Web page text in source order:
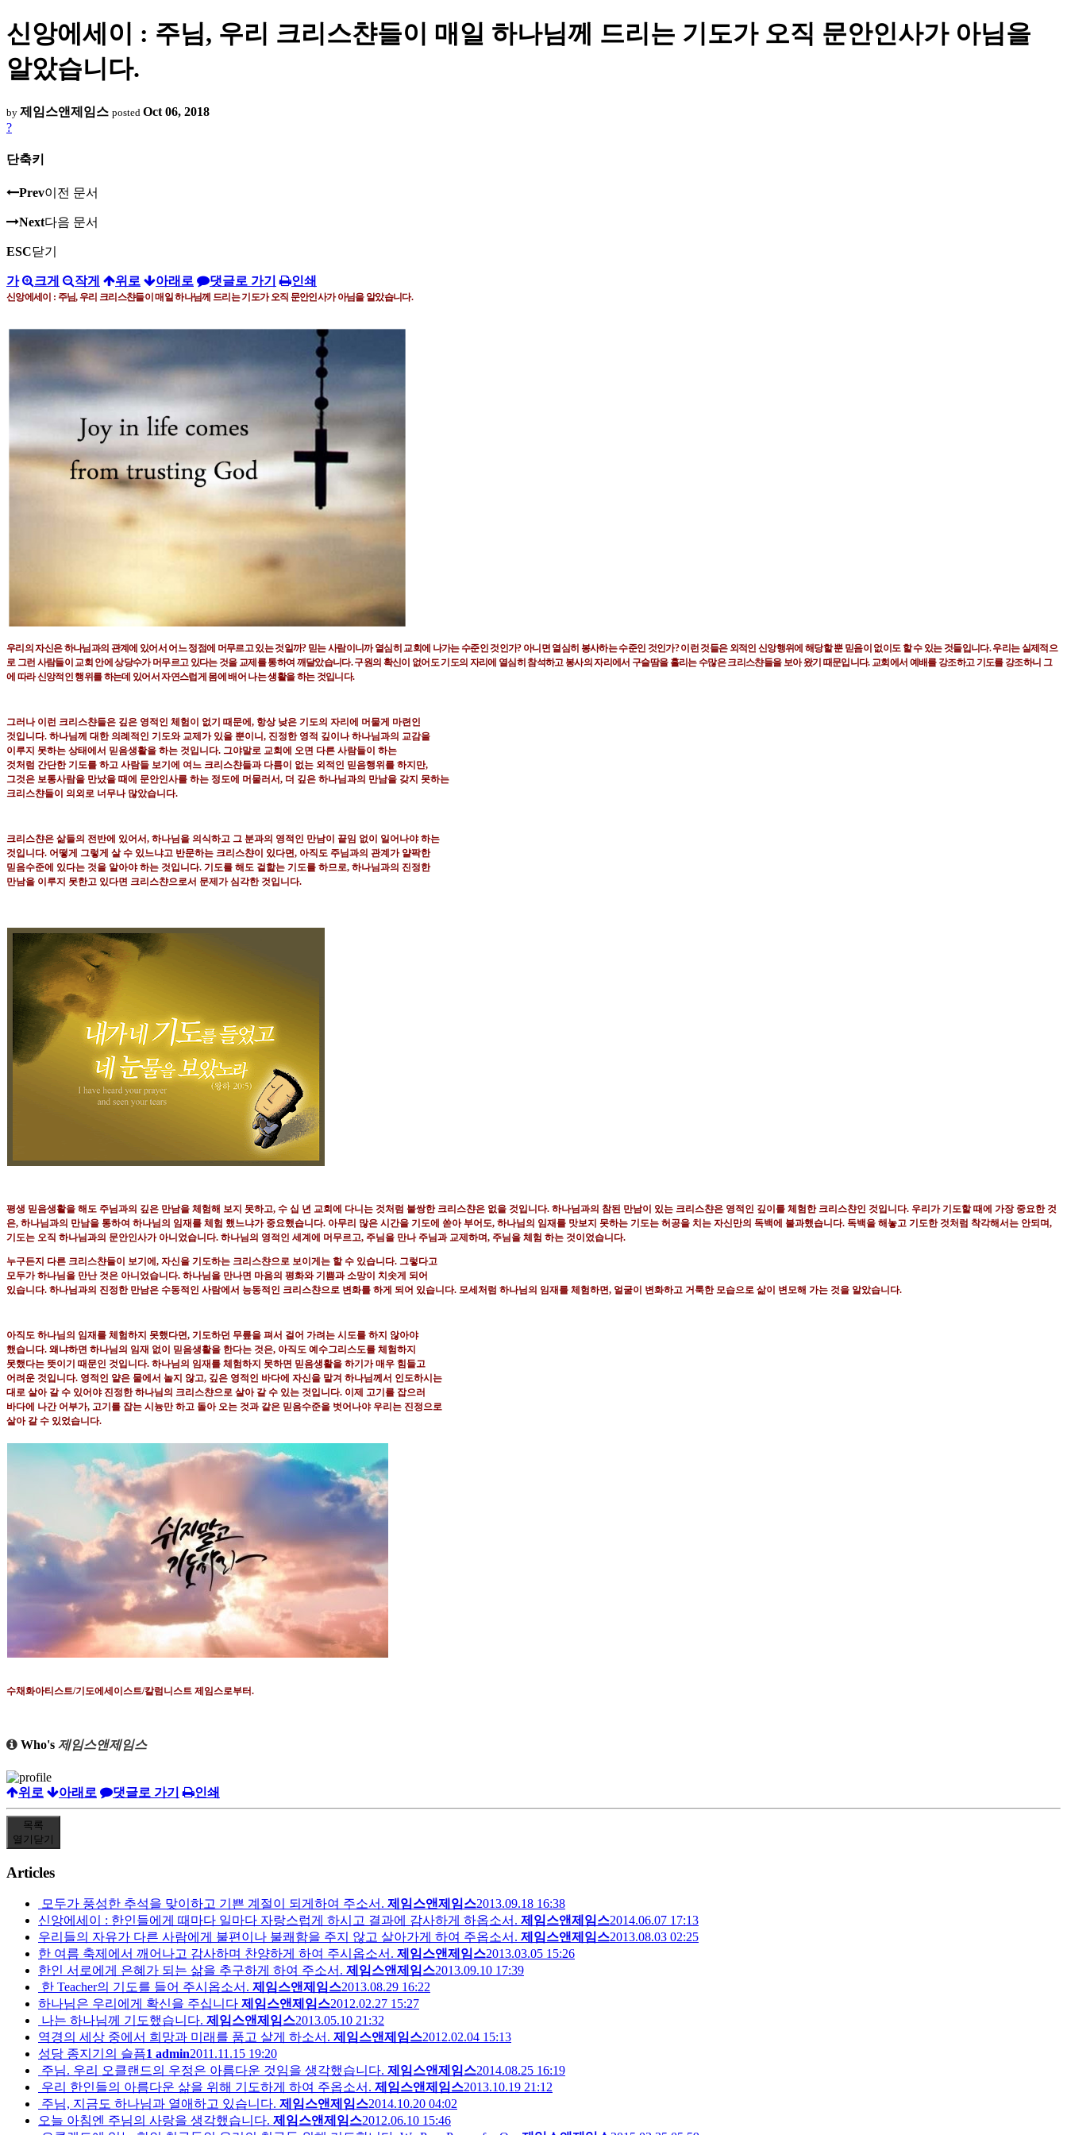
신앙에세이 : 주님, 우리 크리스챤들이 매일 하나님께 드리는 기도가 오직 문안인사가 아님을
알았습니다.
by 제임스앤제임스 posted Oct 06, 2018
?
단축키
Prev이전 문서
Next다음 문서
ESC닫기
가 크게 작게 위로 아래로 댓글로 가기 인쇄
신앙에세이 : 주님, 우리 크리스챤들이 매일 하나님께 드리는 기도가 오직 문안인사가 아님을 알았습니다.
우리의 자신은 하나님과의 관계에 있어서 어느 정점에 머무르고 있는 것일까? 믿는 사람이니까 열심히 교회에 나가는 수준인 것인가? 아니면 열심히 봉사하는 수준인 것인가?이런 것들은 외적인 신앙행위에해당할 뿐 믿음이 없이도 할 수 있는 것들입니다.우리는 실제적으
로 그런 사람들이 교회 안에 상당수가머무르고 있다는 것을 교제를 통하여 깨달았습니다.구원의 확신이 없어도 기도의 자리에 열심히 참석하고봉사의 자리에서 구슬땀을 흘리는 수많은 크리스챤들을 보아 왔기 때문입니다. 교회에서 예배를 강조하고기도를 강조하니 그
에 따라 신앙적인 행위를 하는데 있어서 자연스럽게 몸에 배어 나는 생활을 하는 것입니다.
그러나 이런 크리스챤들은 깊은 영적인 체험이 없기 때문에 , 항상 낮은 기도의 자리에 머물게 마련인
것입니다. 하나님께 대한 의례적인 기도와 교제가 있을 뿐이니 , 진정한 영적 깊이나 하나님과의 교감을
이루지 못하는 상태에서 믿음생활을 하는 것입니다. 그야말로 교회에 오면 다른 사람들이 하는
것처럼 간단한 기도를 하고 사람들 보기에 여느 크리스챤들과 다름이 없는 외적인 믿음행위를 하지만,
그것은 보통사람을 만났을 때에 문안인사를 하는 정도에 머물러서, 더 깊은 하나님과의 만남을 갖지 못하는
크리스챤들이 의외로 너무나 많았습니다.
크리스챤은 삶들의 전반에 있어서, 하나님을 의식하고 그 분과의 영적인 만남이 끝임 없이 일어나야 하는
것입니다. 어떻게 그렇게 살 수 있느냐고 반문하는 크리스챤이 있다면, 아직도 주님과의 관계가 얄팍한
믿음수준에 있다는 것을 알아야 하는 것입니다. 기도를 해도 겉핥는 기도를 하므로, 하나님과의 진정한
만남을 이루지 못한고 있다면 크리스챤으로서 문제가 심각한 것입니다.
평생 믿음생활을 해도 주님과의 깊은 만남을 체험해 보지 못하고, 수 십 년 교회에 다니는 것처럼 불쌍한크리스챤은 없을 것입니다. 하나님과의 참된 만남이 있는 크리스챤은 영적인 깊이를 체험한 크리스챤인 것입니다. 우리가 기도할 때에 가장 중요한 것
은, 하나님과의 만남을 통하여 하나님의 임재를 체험 했느냐가 중요했습니다. 아무리 많은 시간을 기도에 쏟아 부어도, 하나님의 임재를 맛보지 못하는 기도는 허공을 치는 자신만의 독백에 불과했습니다. 독백을 해놓고 기도한 것처럼 착각해서는 안되며,
기도는 오직 하나님과의 문안인사가 아니었습니다. 하나님의 영적인 세계에 머무르고, 주님을 만나 주님과 교제하며, 주님을 체험 하는 것이었습니다.
누구든지 다른 크리스챤들이 보기에 , 자신을 기도하는 크리스챤으로 보이게는 할 수 있습니다. 그렇다고
모두가 하나님을 만난 것은 아니었습니다. 하나님을 만나면 마음의 평화와 기쁨과 소망이 치솟게 되어
있습니다. 하나님과의 진정한 만남은 수동적인 사람에서 능동적인 크리스챤으로 변화를 하게 되어 있습니다. 모세처럼 하나님의 임재를 체험하면, 얼굴이 변화하고 거룩한 모습으로 삶이 변모해 가는 것을 알았습니다.
아직도 하나님의 임재를 체험하지 못했다면, 기도하던 무릎을 펴서 걸어 가려는 시도를 하지 않아야
했습니다. 왜냐하면 하나님의 임재 없이 믿음생활을 한다는 것은, 아직도 예수그리스도를 체험하지
못했다는 뜻이기 때문인 것입니다. 하나님의 임재를 체험하지 못하면 믿음생활을 하기가 매우 힘들고
어려운 것입니다. 영적인 얕은 물에서 놀지 않고, 깊은 영적인 바다에 자신을 맡겨 하나님께서 인도하시는
대로 살아 갈 수 있어야 진정한 하나님의 크리스챤으로 살아 갈 수 있는 것입니다. 이제 고기를 잡으러
바다에 나간 어부가, 고기를 잡는 시늉만 하고 돌아 오는 것과 같은 믿음수준을 벗어나야 우리는 진정으로
살아 갈 수 있었습니다.
수채화아티스트/기도에세이스트/칼럼니스트 제임스로부터.
Who's 제임스앤제임스
위로 아래로 댓글로 가기 인쇄
목록
열기 닫기
Articles
모두가 풍성한 추석을 맞이하고 기쁜 계절이 되게하여 주소서. 제임스앤제임스2013.09.18 16:38
신앙에세이 : 한인들에게 때마다 일마다 자랑스럽게 하시고 결과에 감사하게 하옵소서. 제임스앤제임스2014.06.07 17:13
우리들의 자유가 다른 사람에게 불편이나 불쾌함을 주지 않고 살아가게 하여 주옵소서. 제임스앤제임스2013.08.03 02:25
한 여름 축제에서 깨어나고 감사하며 찬양하게 하여 주시옵소서. 제임스앤제임스2013.03.05 15:26
한인 서로에게 은혜가 되는 삶을 추구하게 하여 주소서. 제임스앤제임스2013.09.10 17:39
한 Teacher의 기도를 들어 주시옵소서. 제임스앤제임스2013.08.29 16:22
하나님은 우리에게 확신을 주십니다 제임스앤제임스2012.02.27 15:27
나는 하나님께 기도했습니다. 제임스앤제임스2013.05.10 21:32
역경의 세상 중에서 희망과 미래를 품고 살게 하소서. 제임스앤제임스2012.02.04 15:13
성당 종지기의 슬픔1 admin2011.11.15 19:20
주님. 우리 오클랜드의 우정은 아름다운 것임을 생각했습니다. 제임스앤제임스2014.08.25 16:19
우리 한인들의 아름다운 삶을 위해 기도하게 하여 주옵소서. 제임스앤제임스2013.10.19 21:12
주님, 지금도 하나님과 열애하고 있습니다. 제임스앤제임스2014.10.20 04:02
오늘 아침엔 주님의 사랑을 생각했습니다. 제임스앤제임스2012.06.10 15:46